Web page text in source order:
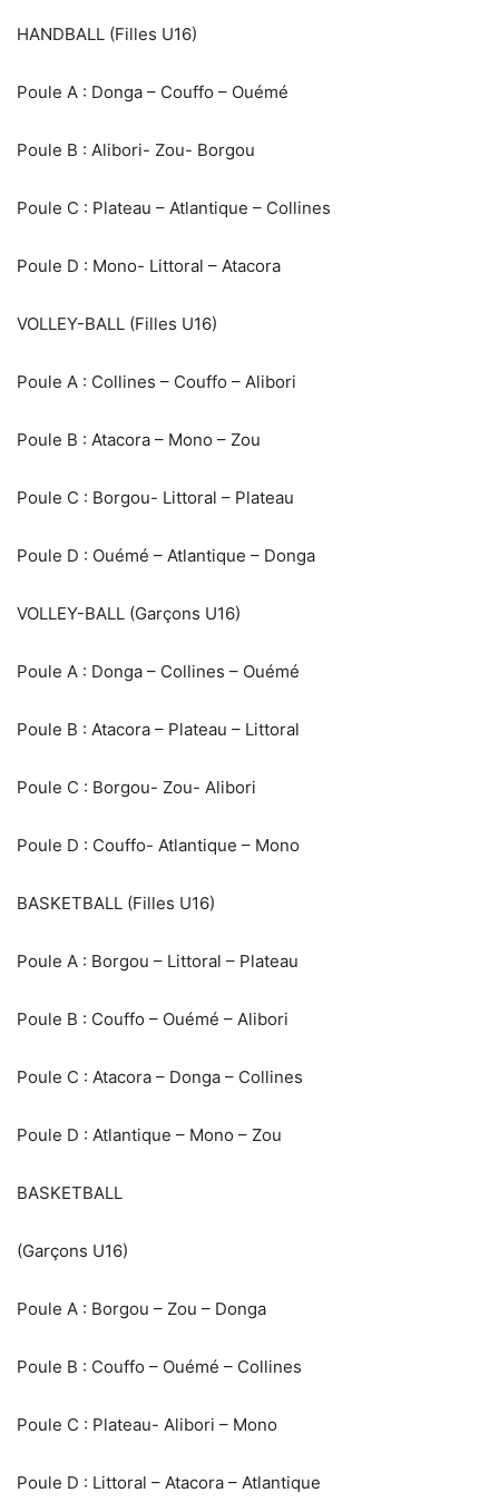
HANDBALL (Filles U16)
Poule A : Donga – Couffo – Ouémé
Poule B : Alibori- Zou- Borgou
Poule C : Plateau – Atlantique – Collines
‎Poule D : Mono- Littoral – Atacora
VOLLEY-BALL (Filles U16)
Poule A : Collines – Couffo – Alibori
Poule B : Atacora – Mono – Zou
Poule C : Borgou- Littoral – Plateau
Poule D : Ouémé – Atlantique – Donga
VOLLEY-BALL (Garçons U16)
Poule A : Donga – Collines – Ouémé
‎Poule B : Atacora – Plateau – Littoral
‎Poule C : Borgou- Zou- Alibori
‎Poule D : Couffo- Atlantique – Mono
‎BASKETBALL (Filles U16)
Poule A : Borgou – Littoral – Plateau
Poule B : Couffo – Ouémé – Alibori
Poule C : Atacora – Donga – Collines
Poule D : Atlantique – Mono – Zou
BASKETBALL
(Garçons U16)
Poule A : Borgou – Zou – Donga
Poule B : Couffo – Ouémé – Collines
‎Poule C : Plateau- Alibori – Mono
Poule D : Littoral – Atacora – Atlantique